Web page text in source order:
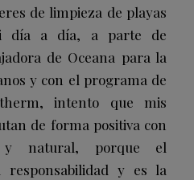
de limpieza de playas
día a día, a parte de
de Oceana para la
y con el programa de
intento que mis
de forma positiva con
natural, porque el
responsabilidad y es la